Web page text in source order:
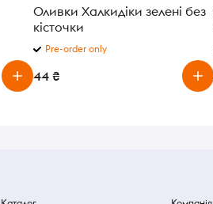
Оливки Халкидіки зелені без
кісточки
Pre-order only
44 ₴